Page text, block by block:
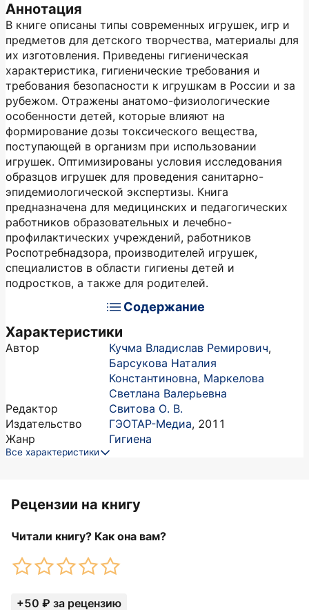
Аннотация
В книге описаны типы современных игрушек, игр и
предметов для детского творчества, материалы для
их изготовления. Приведены гигиеническая
характеристика, гигиенические требования и
требования безопасности к игрушкам в России и за
рубежом. Отражены анатомо-физиологические
особенности детей, которые влияют на
формирование дозы токсического вещества,
поступающей в организм при использовании
игрушек. Оптимизированы условия исследования
образцов игрушек для проведения санитарно-
эпидемиологической экспертизы. Книга
предназначена для медицинских и педагогических
работников образовательных и лечебно-
профилактических учреждений, работников
Роспотребнадзора, производителей игрушек,
специалистов в области гигиены детей и
подростков, а также для родителей.
Содержание
Характеристики
Автор Кучма Владислав Ремирович,
Барсукова Наталия
Константиновна, Маркелова
Светлана Валерьевна
Редактор
Свитова О. В.
Издательство
ГЭОТАР-Медиа, 2011
Жанр
Гигиена
Все характеристики
Рецензии на книгу
Читали книгу? Как она вам?
+50 ₽ за рецензию